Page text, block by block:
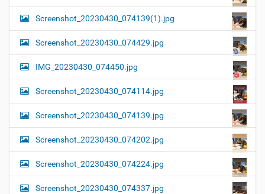
Screenshot_20230430_074139(1).jpg
Screenshot_20230430_074429.jpg
IMG_20230430_074450.jpg
Screenshot_20230430_074114.jpg
Screenshot_20230430_074139.jpg
Screenshot_20230430_074202.jpg
Screenshot_20230430_074224.jpg
Screenshot_20230430_074337.jpg